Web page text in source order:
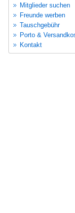
Mitglieder suchen
Freunde werben
Tauschgebühr
Porto &
Kontakt